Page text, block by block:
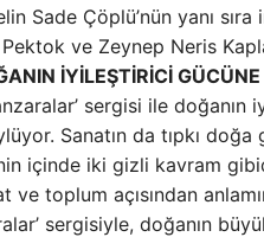
Sade Çöplü’nün yanı
ve Zeynep Neris
İYİLEŞTİRİCİ
sergisi ile
Sanatın da tıpkı
içinde iki gizli kavram
toplum açısından
sergisiyle, doğanın